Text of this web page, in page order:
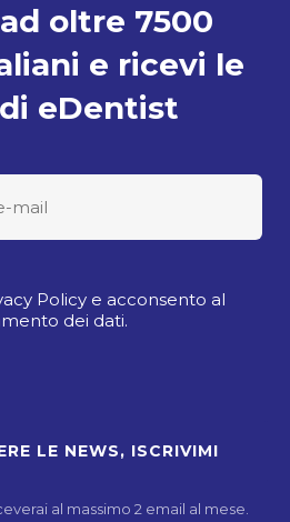
oltre 7500
e ricevi le
eDentist
Policy e acconsento al
dei dati.
al massimo 2 email al mese.